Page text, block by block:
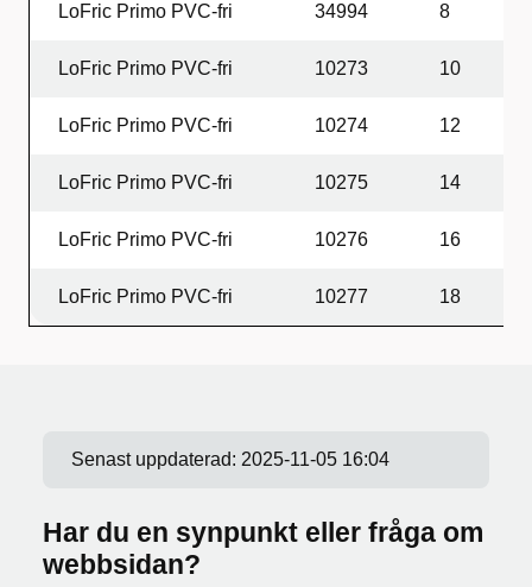
LoFric Primo PVC-fri 34994 8
LoFric Primo PVC-fri 10273 10
LoFric Primo PVC-fri 10274 12
LoFric Primo PVC-fri 10275 14
LoFric Primo PVC-fri 10276 16
LoFric Primo PVC-fri 10277 18
Senast uppdaterad: 2025-11-05 16:04
Har du en synpunkt eller fråga om
webbsidan?